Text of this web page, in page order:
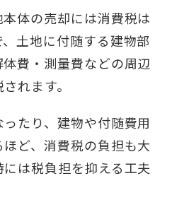
体の売却には消費税は
土地に付随する建物部
費・測量費などの周辺
れます。
たり、建物や付随費用
ど、消費税の負担も大
は税負担を抑える工夫